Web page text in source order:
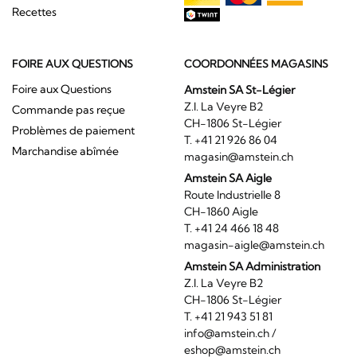
Recettes
FOIRE AUX QUESTIONS
Foire aux Questions
Commande pas reçue
Problèmes de paiement
Marchandise abîmée
COORDONNÉES MAGASINS
Amstein SA St-Légier
Z.I. La Veyre B2
CH-1806 St-Légier
T. +41 21 926 86 04
magasin@amstein.ch
Amstein SA Aigle
Route Industrielle 8
CH-1860 Aigle
T. +41 24 466 18 48
magasin-aigle@amstein.ch
Amstein SA Administration
Z.I. La Veyre B2
CH-1806 St-Légier
T. +41 21 943 51 81
info@amstein.ch/
eshop@amstein.ch